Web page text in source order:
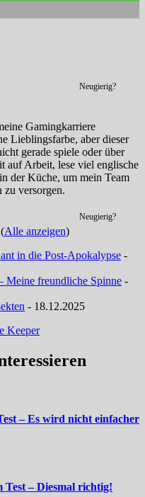
Neugierig?
Gamingkarriere
Lieblingsfarbe, aber dieser
gerade spiele oder über
auf Arbeit, lese viel englische
der Küche, um mein Team
versorgen.
Neugierig?
(Alle anzeigen)
in die Post-Apokalypse -
Meine freundliche Spinne -
- 18.12.2025
Keeper
– Es wird nicht einfacher
Test – Diesmal richtig!